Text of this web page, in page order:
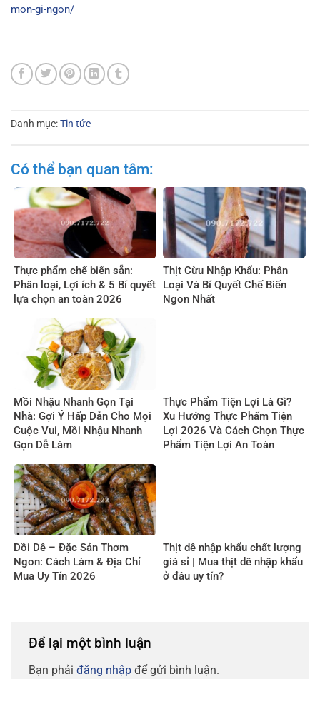
mon-gi-ngon/
Danh mục:Tin tức
Có thể bạn quan tâm:
Thực phẩm chế biến sẵn:
Phân loại, Lợi ích & 5 Bí quyết
lựa chọn an toàn 2026
Thịt Cừu Nhập Khẩu: Phân
Loại Và Bí Quyết Chế Biến
Ngon Nhất
Mồi Nhậu Nhanh Gọn Tại
Nhà: Gợi Ý Hấp Dẫn Cho Mọi
Cuộc Vui, Mồi Nhậu Nhanh
Gọn Dễ Làm
Thực Phẩm Tiện Lợi Là Gì?
Xu Hướng Thực Phẩm Tiện
Lợi 2026 Và Cách Chọn Thực
Phẩm Tiện Lợi An Toàn
Dồi Dê – Đặc Sản Thơm
Ngon: Cách Làm & Địa Chỉ
Mua Uy Tín 2026
Thịt dê nhập khẩu chất lượng
giá sỉ | Mua thịt dê nhập khẩu
ở đâu uy tín?
Để lại một bình luận
Bạn phải đăng nhập để gửi bình luận.